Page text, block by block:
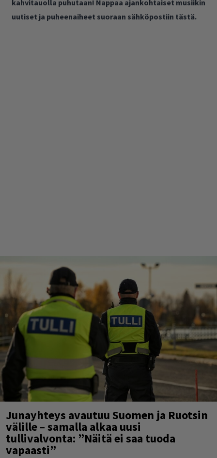
kahvitauolla puhutaan! Nappaa ajankohtaiset musiikin
uutiset ja puheenaiheet suoraan sähköpostiin tästä.
Junayhteys avautuu Suomen ja Ruotsin
välille – samalla alkaa uusi
tullivalvonta: ”Näitä ei saa tuoda
vapaasti”